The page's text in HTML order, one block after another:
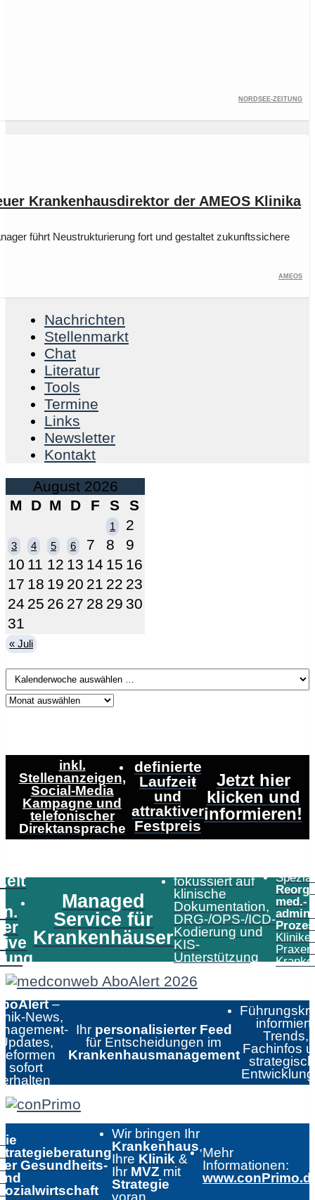
Nordsee-Zeitung
Krankenhausdirektor der AMEOS Klinika
führt Neustrukturierung fort und gestaltet zukunftssichere
Ameos
Nachrichten
Stellenmarkt
Chat
Literatur
Tools
Termine
Links
Newsletter
Kontakt
August 2026
M
D M D F S S
1 2
3 4 5 6 7 8
9
10 11 12 13 14 15 16
17 18 19 20 21 22 23
24 25 26 27 28 29 30
31
« Juli
inkl.
Stellenanzeigen,
Social-Media
Kampagne und
telefonischer
Direktansprache
definierte
Laufzeit
und
attraktiver
Festpreis
Jetzt hier
klicken und
informieren!
Managed
Service für
Krankenhäuser
fokussiert auf
klinische
Dokumentation,
DRG-/OPS-/ICD-
Kodierung und
KIS-
Unterstützung
med.-
–
News,
sofort
erhalten
Ihr personalisierter Feed
für Entscheidungen im
Krankenhausmanagement
informiert:
Trends,
Fachinfos
Gesundheits-
Wir bringen Ihr
Krankenhaus,
Ihre Klinik &
Ihr MVZ mit
Strategie
voran
Mehr
Informationen: